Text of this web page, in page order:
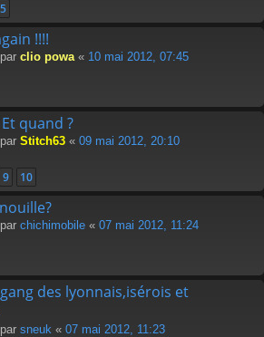
5
!!!!
clio powa « 10 mai 2012, 07:45
quand ?
Stitch63 « 09 mai 2012, 20:10
9 10
chichimobile « 07 mai 2012, 11:24
des lyonnais,isérois et
sneuk « 07 mai 2012, 11:23